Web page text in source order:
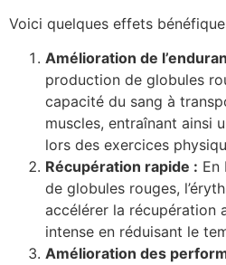
Voici quelques effets
Amélioration de
production de globules
capacité du sang à
muscles, entraînant ainsi
lors des exercices
Récupération rapide : En
de globules rouges,
accélérer la récupération
intense en réduisant le
Amélioration des